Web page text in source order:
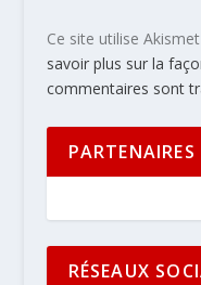
Ce site utilise
savoir plus sur la
commentaires sont
PARTENAIRES
RÉSEAUX